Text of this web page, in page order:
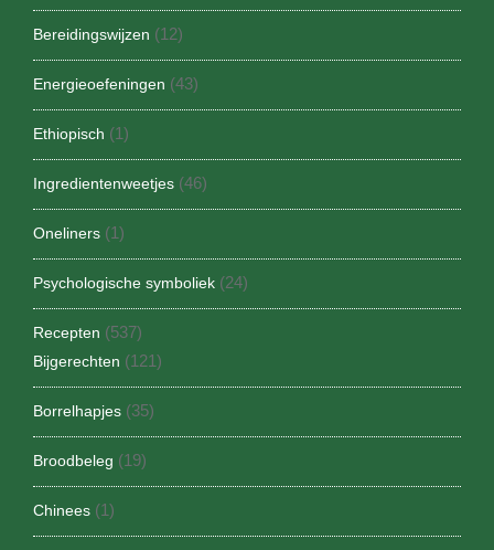
Bereidingswijzen (12)
Energieoefeningen (43)
Ethiopisch (1)
Ingredientenweetjes (46)
Oneliners (1)
Psychologische symboliek (24)
Recepten (537)
Bijgerechten (121)
Borrelhapjes (35)
Broodbeleg (19)
Chinees (1)